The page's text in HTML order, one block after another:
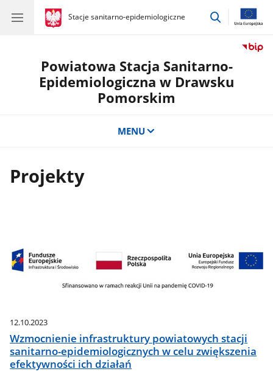
gov.pl
Stacje sanitarno-epidemiologiczne
gov.pl
Stacje
przejdź
Powiatowa Stacja Sanitarno-
Epidemiologiczna w Drawsku
Pomorskim
MENU
Projekty
12.10.2023
Wzmocnienie infrastruktury powiatowych stacji
sanitarno-epidemiologicznych w celu zwiększenia
efektywności ich działań